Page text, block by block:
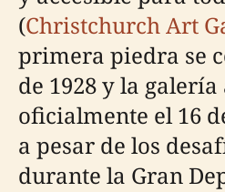
(Christchurch Art
primera piedra se
de 1928 y la
oficialmente el 16
a pesar de los
durante la Gran